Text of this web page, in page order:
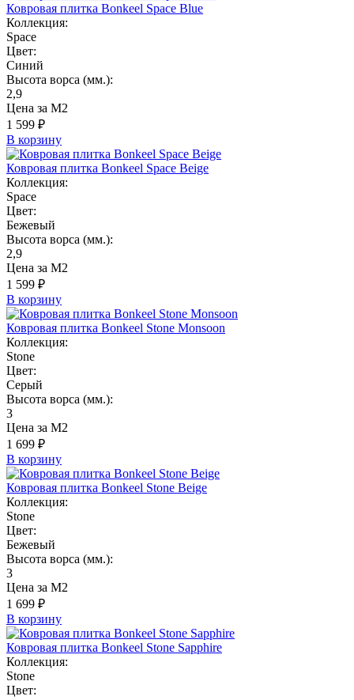
Ковровая плитка Bonkeel Space Blue
Коллекция:
Space
Цвет:
Синий
Высота ворса (мм.):
2,9
Цена за М2
1 599 ₽
В корзину
Ковровая плитка Bonkeel Space Beige
Коллекция:
Space
Цвет:
Бежевый
Высота ворса (мм.):
2,9
Цена за М2
1 599 ₽
В корзину
Ковровая плитка Bonkeel Stone Monsoon
Коллекция:
Stone
Цвет:
Серый
Высота ворса (мм.):
3
Цена за М2
1 699 ₽
В корзину
Ковровая плитка Bonkeel Stone Beige
Коллекция:
Stone
Цвет:
Бежевый
Высота ворса (мм.):
3
Цена за М2
1 699 ₽
В корзину
Ковровая плитка Bonkeel Stone Sapphire
Коллекция:
Stone
Цвет: